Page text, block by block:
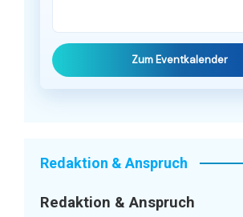
Zum Eventkalender
Redaktion & Anspruch
Redaktion & Anspruch